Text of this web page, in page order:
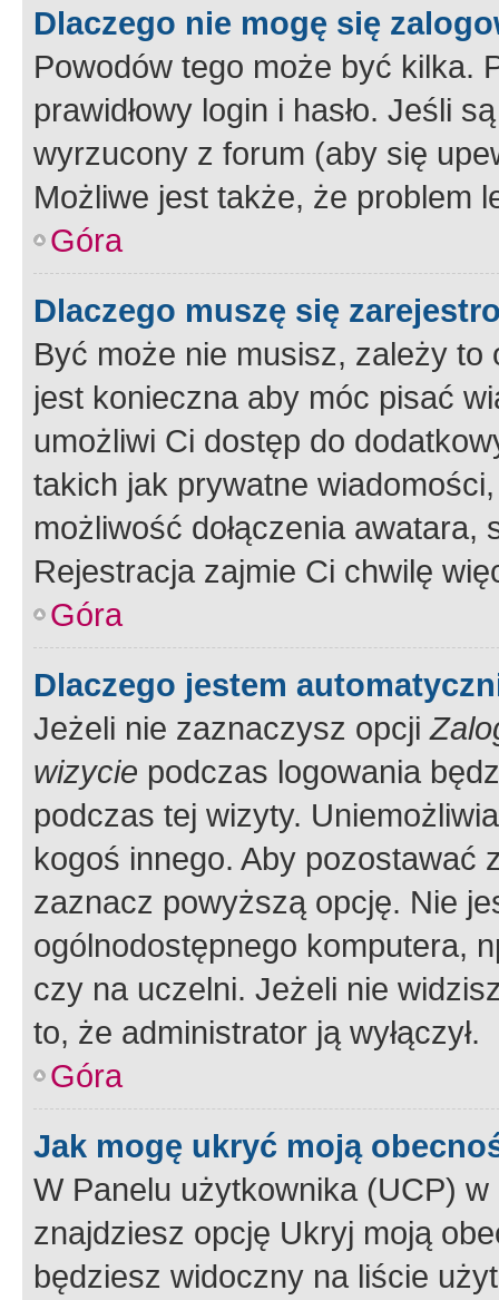
Dlaczego nie mogę się
Powodów tego może być kilka.
prawidłowy login i hasło. Jeśli
wyrzucony z forum (aby się
Możliwe jest także, że problem
Góra
Dlaczego muszę się
Być może nie musisz, zależy
jest konieczna aby móc pisać
umożliwi Ci dostęp do
takich jak prywatne
możliwość dołączenia
Rejestracja zajmie Ci chwilę
Góra
Dlaczego jestem
Jeżeli nie zaznaczysz opcji
wizycie podczas logowania
podczas tej wizyty.
kogoś innego. Aby pozostawać
zaznacz powyższą opcję. Nie
ogólnodostępnego komputera,
czy na uczelni. Jeżeli nie
to, że administrator ją wyłączył.
Góra
Jak mogę ukryć moją
W Panelu użytkownika (UCP) w
znajdziesz opcję Ukryj moją
będziesz widoczny na liście